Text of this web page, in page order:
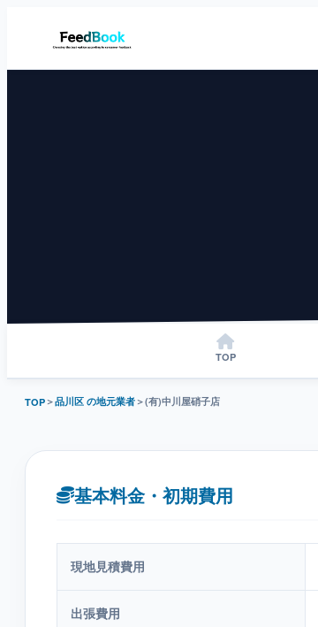
TOP
TOP＞品川区 の地元業者＞(有)中川屋硝子店
基本料金・初期費用
現地見積費用
出張費用